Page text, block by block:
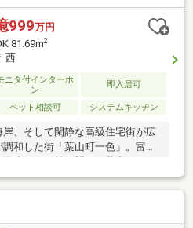
トリートヴィラ。クラス感、高
カラートーンと、いつだってワク
む人の遊び心を感じる仕掛けのあ
999万円
81.69m2
西
ニタ付インターホ
ン
即入居可
ペット相談可 システムキッチン
、そして閑静な高級住宅街が広
和した街「葉山町一色」。富士
岸を目の前に望む、葉山ならで
名瀬海岸の目の前に佇む、オー
ス。バルコニーの先には、どこ
天気の良い日には富士山、そし
、葉山でも限られたロケーショ